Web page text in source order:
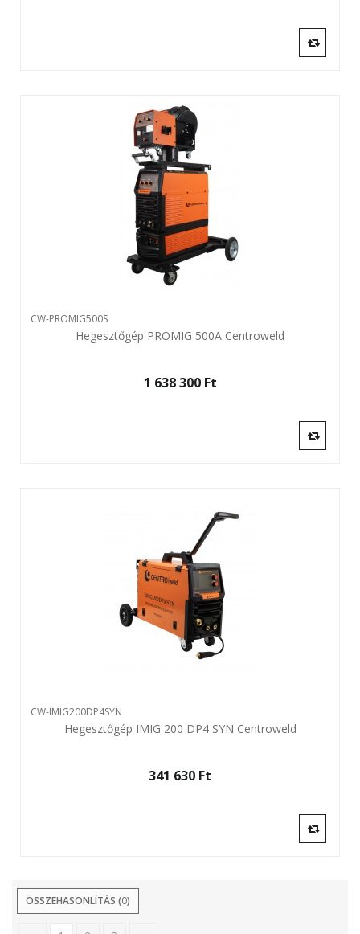
CW-PROMIG500S
Hegesztőgép PROMIG 500A Centroweld
1 638 300 Ft‎
CW-IMIG200DP4SYN
Hegesztőgép IMIG 200 DP4 SYN Centroweld
341 630 Ft‎
ÖSSZEHASONLÍTÁS (0)